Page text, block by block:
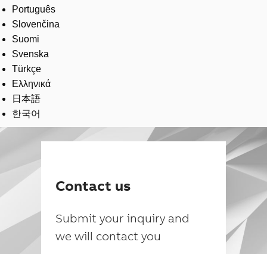
Português
Slovenčina
Suomi
Svenska
Türkçe
Ελληνικά
日本語
한국어
Contact us
Submit your inquiry and
we will contact you